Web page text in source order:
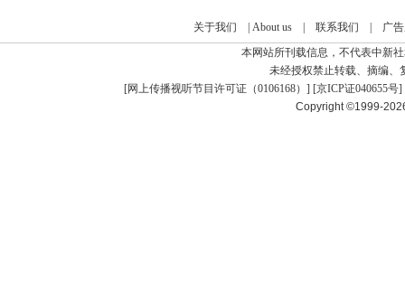
关于我们 About us| 联系我们
广
本网站所刊载信息，不代表中新
未经授权禁止转载、摘编、
[网上传播视听节目许可证（0106168） ] [京ICP证040655号]
Copyright ©1999-